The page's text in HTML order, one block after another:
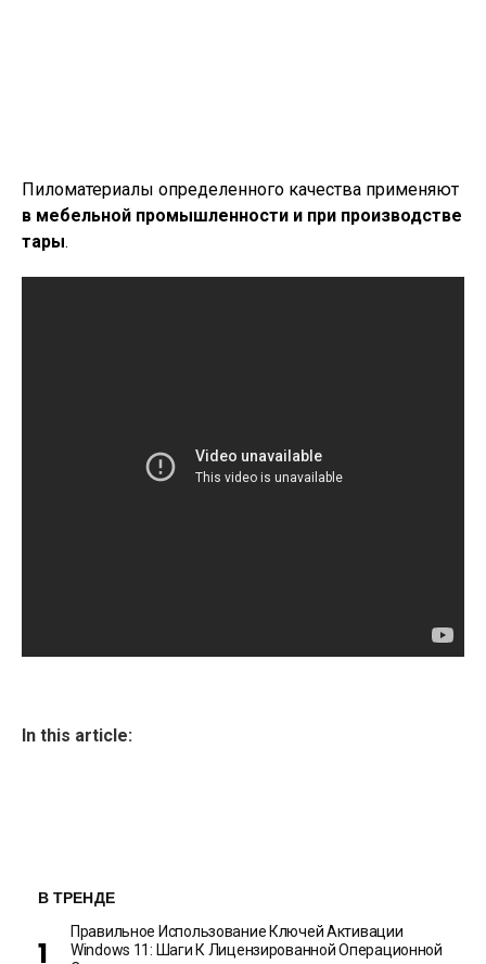
Пиломатериалы определенного качества применяют
в мебельной промышленности и при производстве
тары.
In this article:
В ТРЕНДЕ
Правильное Использование Ключей Активации
Windows 11: Шаги К Лицензированной Операционной